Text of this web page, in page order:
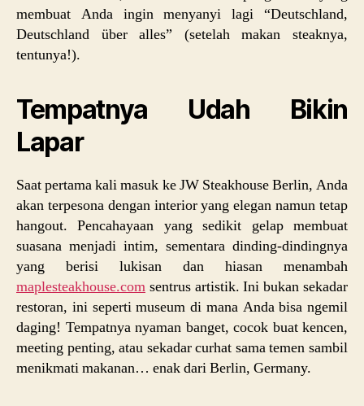
membuat Anda ingin menyanyi lagi “Deutschland,
Deutschland über alles” (setelah makan steaknya,
tentunya!).
Tempatnya Udah Bikin
Lapar
Saat pertama kali masuk ke JW Steakhouse Berlin, Anda
akan terpesona dengan interior yang elegan namun tetap
hangout. Pencahayaan yang sedikit gelap membuat
suasana menjadi intim, sementara dinding-dindingnya
yang berisi lukisan dan hiasan menambah
maplesteakhouse.com sentrus artistik. Ini bukan sekadar
restoran, ini seperti museum di mana Anda bisa ngemil
daging! Tempatnya nyaman banget, cocok buat kencen,
meeting penting, atau sekadar curhat sama temen sambil
menikmati makanan… enak dari Berlin, Germany.